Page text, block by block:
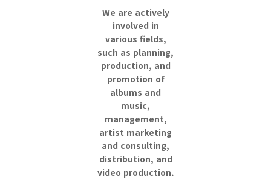
We are actively
involved in
various fields,
such as planning,
production, and
promotion of
albums and
music,
management,
artist marketing
and consulting,
distribution, and
video production.